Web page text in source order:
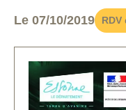
Le 07/10/2019 RDV